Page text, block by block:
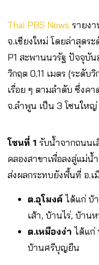
Thai PBS News รายง
จ.เชียงใหม่ โดยล่าสุดร
P1 สะพานนวรัฐ ปัจจุบัน
วิกฤต 0.11 เมตร (ระดับ
เรื่อย ๆ ตามลำดับ ซึ่งค
จ.ลำพูน เป็น 3 โซนให
โซนที่ 1 รับน้ำจากถนนเ
คลองสาขาเพื่อลงสู่แม่
ส่งผลกระทบยังพื้นที่ อ.เ
ต.อุโมงค์ ได้แก่ บ้
เส้า, บ้านไร่, บ้าน
ต.เหมืองง่า ได้แก่
บ้านศรีบุญยืน